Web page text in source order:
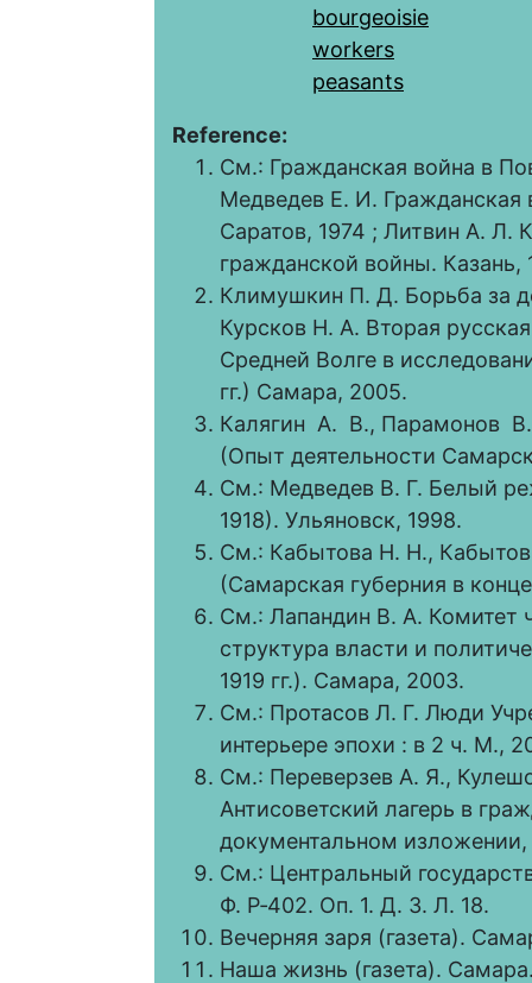
bourgeoisie
workers
peasants
Reference:
См.: Гражданская война в
Медведев Е. И. Гражданская
Саратов, 1974 ; Литвин А. Л.
гражданской войны. Казань,
Климушкин П. Д. Борьба за
Курсков Н. А. Вторая
Средней Волге в
гг.) Самара, 2005.
Калягин А. В., Парамонов В.
(Опыт деятельности
См.: Медведев В. Г. Белый
1918). Ульяновск, 1998.
См.: Кабытова Н. Н.,
(Самарская губерния в
См.: Лапандин В. А. Комитет
структура власти и
1919 гг.). Самара, 2003.
См.: Протасов Л. Г. Люди
интерьере эпохи : в 2 ч. М.,
См.: Переверзев А. Я.,
Антисоветский лагерь в
документальном
См.: Центральный
Ф. Р‑402. Оп. 1. Д. 3. Л. 18.
Вечерняя заря (газета).
Наша жизнь (газета).